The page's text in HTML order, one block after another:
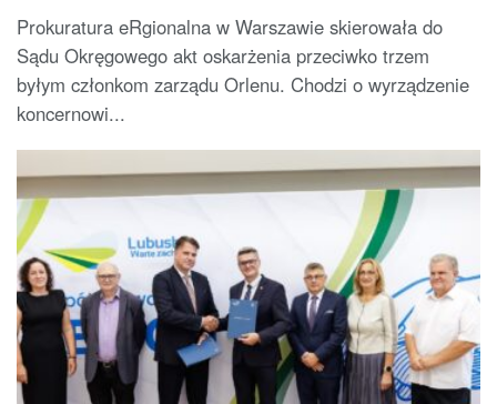
Prokuratura eRgionalna w Warszawie skierowała do
Sądu Okręgowego akt oskarżenia przeciwko trzem
byłym członkom zarządu Orlenu. Chodzi o wyrządzenie
koncernowi...